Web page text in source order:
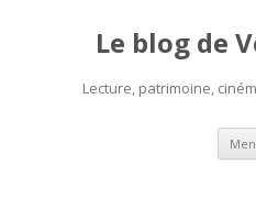
Le blog de
Lecture, patrimoine,